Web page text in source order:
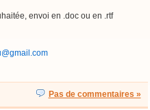
envoi en .doc ou en .rtf
Pas de commentaires »